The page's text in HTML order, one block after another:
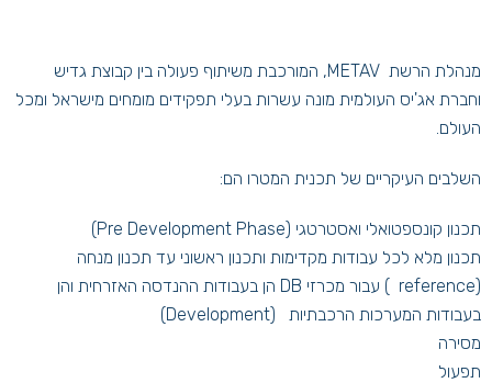
מנהלת הרשת METAV, המורכבת משיתוף פעולה בין קבוצת גדיש
וחברת אג'יס העולמית מונה עשרות בעלי תפקידים מומחים מישראל ומכל
העולם.
השלבים העיקריים של תכנית המטרו הם:
תכנון קונספטואלי ואסטרטגי (Pre Development Phase)
תכנון מלא לכל עבודות מקדימות ותכנון ראשוני עד תכנון מנחה
(reference ) עבור מכרזי DB הן בעבודות ההנדסה האזרחית והן
בעבודות המערכות הרכבתיות (Development)
מסירה
תפעול